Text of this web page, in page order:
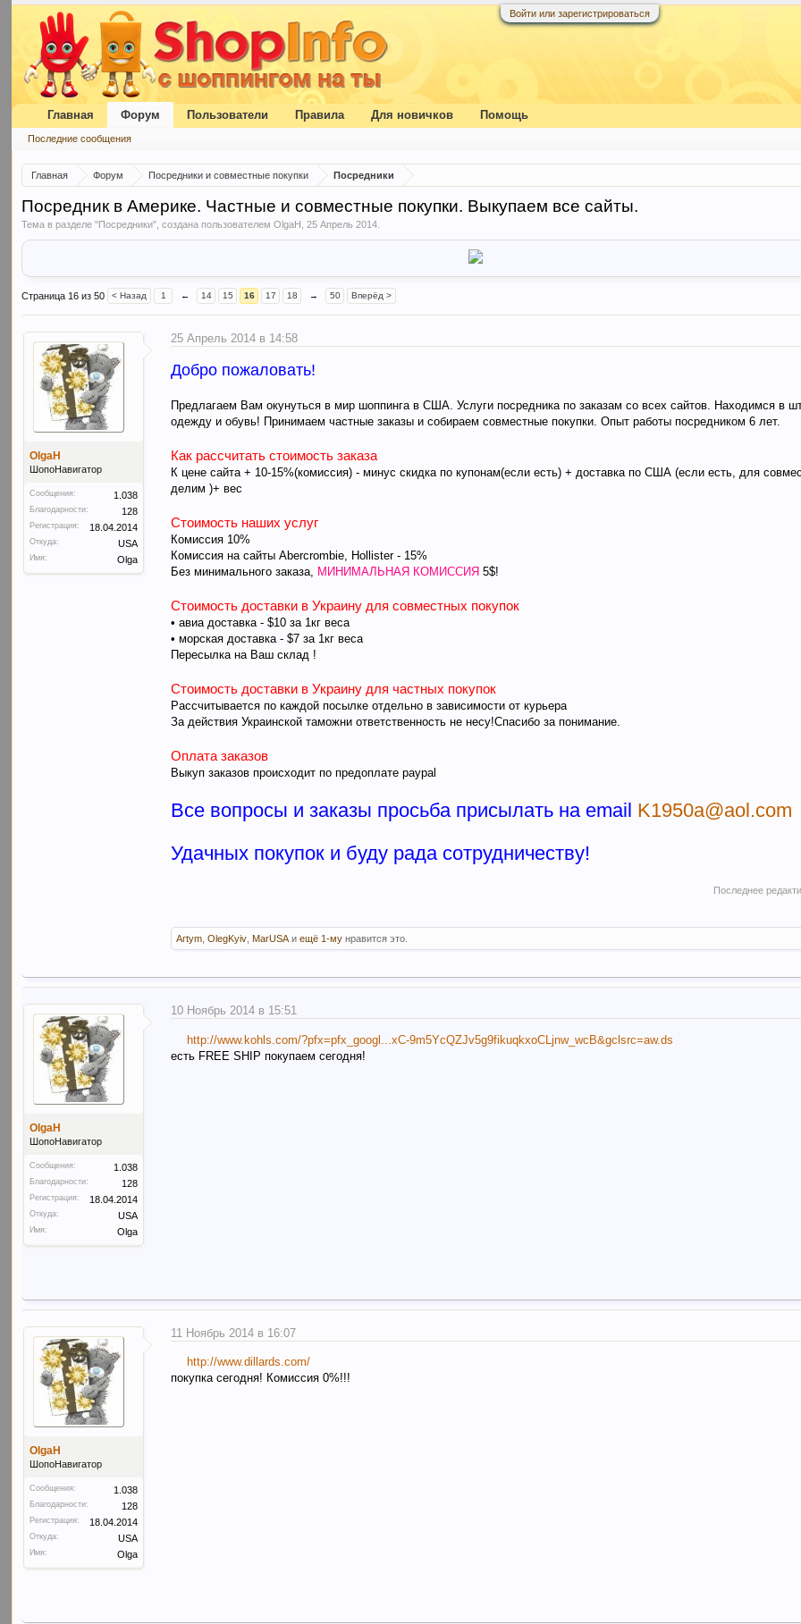
Войти или зарегистрироваться
Главная Форум Посредники и совместные покупки Посредники
Посредник в Америке. Частные и совместные покупки. Выкупаем все сайты.
Тема в разделе "Посредники", создана пользователемOlgaH ,25 Апрель 2014
Страница 16 из 50 < Назад 1 ← 14 15 16 17 18 → 50 Вперёд >
OlgaH
ШопоНавигатор
Сообщения: 1.038
Благодарности: 128
Регистрация: 18.04.2014
Откуда: USA
Имя: Olga
25 Апрель 2014 в 14:58
Добро пожаловать!
Предлагаем Вам окунуться в мир шоппинга в США. Услуги посредника по заказам со всех сайтов. Находимся в
одежду и обувь! Принимаем частные заказы и собираем совместные покупки. Опыт работы посредником 6 лет.
Как рассчитать стоимость заказа
К цене сайта + 10-15%(комиссия) - минус скидка по купонам(если есть) + доставка по США (если есть, для
делим )+ вес
Стоимость наших услуг
Комиссия 10%
Комиссия на сайты Abercrombie, Hollister - 15%
Без минимального заказа, МИНИМАЛЬНАЯ КОМИССИЯ 5$!
Стоимость доставки в Украину для совместных покупок
• авиа доставка - $10 за 1кг веса
• морская доставка - $7 за 1кг веса
Пересылка на Ваш склад !
Стоимость доставки в Украину для частных покупок
Рассчитывается по каждой посылке отдельно в зависимости от курьера
За действия Украинской таможни ответственность не несу!Спасибо за понимание.
Оплата заказов
Выкуп заказов происходит по предоплате paypal
Все вопросы и заказы просьба присылать на email K1950a@aol.com
Удачных покупок и буду рада сотрудничеству!
Последнее
Artym,OlegKyiv, MarUSAиещё 1-му нравится это.
OlgaH
ШопоНавигатор
Сообщения: 1.038
Благодарности: 128
Регистрация: 18.04.2014
Откуда: USA
Имя: Olga
10 Ноябрь 2014 в 15:51
http://www.kohls.com/?pfx=pfx_googl...xC-9m5YcQZJv5g9fikuqkxoCLjnw_wcB&gclsrc=aw.ds
есть FREE SHIP покупаем сегодня!
OlgaH
ШопоНавигатор
Сообщения: 1.038
Благодарности: 128
Регистрация: 18.04.2014
Откуда: USA
Имя: Olga
11 Ноябрь 2014 в 16:07
http://www.dillards.com/
покупка сегодня! Комиссия 0%!!!
Главная Форум
Последние сообщения
Пользователи Правила Для новичков Помощь